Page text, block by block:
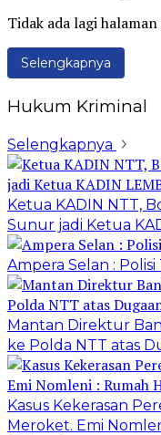
Tidak ada lagi
Selengkapnya
Hukum Kriminal
Selengkapnya
Ketua KADIN NTT,
Sunur jadi Ketua
Ampera Selan :
Mantan Direktur
ke Polda NTT atas
Kasus Kekerasan
Meroket. Emi